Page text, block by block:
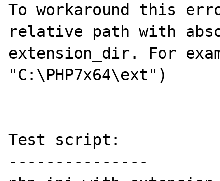
To workaround this
relative path with
extension_dir. For
"C:\PHP7x64\ext")
Test script:
---------------